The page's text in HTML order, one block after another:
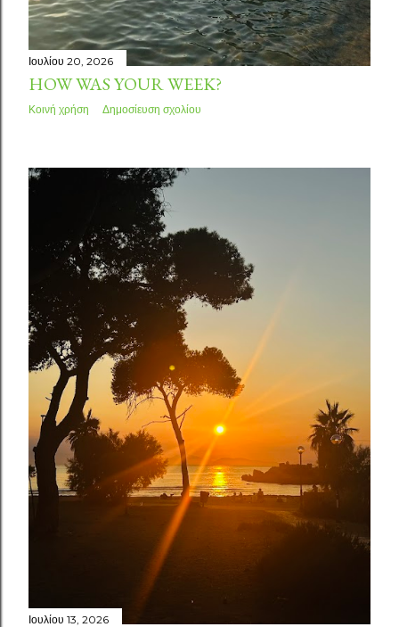
Ιουλίου 20, 2026
HOW WAS YOUR WEEK?
Κοινή χρήση Δημοσίευση σχολίου
Ιουλίου 13, 2026